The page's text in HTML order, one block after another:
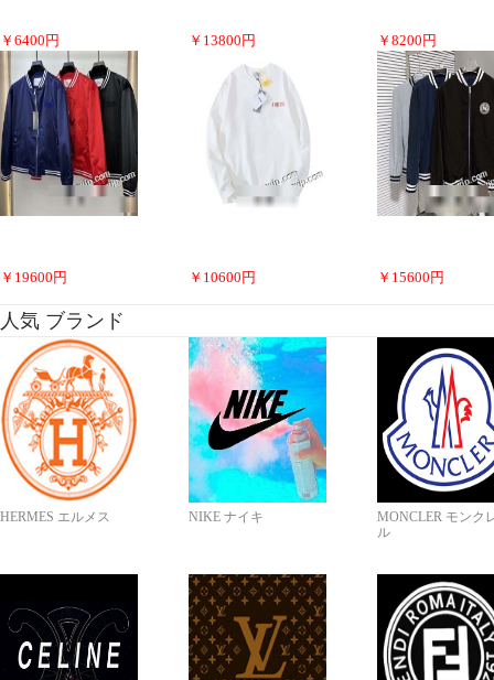
￥ 6400 円 ￥ 13800 円 ￥ 8200 円
￥ 19600 円 ￥ 10600 円 ￥ 15600 円
人気 ブランド
HERMES エルメス NIKE ナイキ
MONCLER モンク
ル